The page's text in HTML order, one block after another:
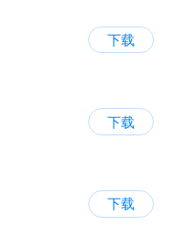
下载
下载
下载